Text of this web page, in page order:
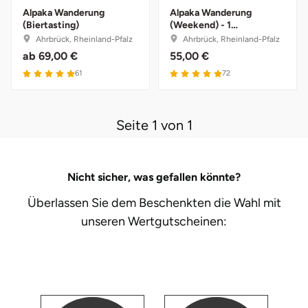
Alpaka Wanderung
(Biertasting)
Ahrbrück, Rheinland-Pfalz
ab 69,00 €
61
Alpaka Wanderung
(Weekend) - 1
Alpakaführer
Ahrbrück, Rheinland-Pfalz
55,00 €
72
Seite 1 von 1
Nicht sicher, was gefallen könnte?
Überlassen Sie dem Beschenkten die Wahl mit
unseren Wertgutscheinen:
Bruchköbel
Bruchsal
Cloppenburg
Münster
Nürnberg
Ruhrgebiet
Sangerhausen
Sonneberg
Weißenfels